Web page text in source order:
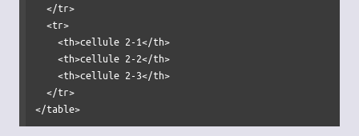
  </tr>
  <tr>
    <th>cellule 2-1</th>
    <th>cellule 2-2</th>
    <th>cellule 2-3</th>
  </tr>
</table>